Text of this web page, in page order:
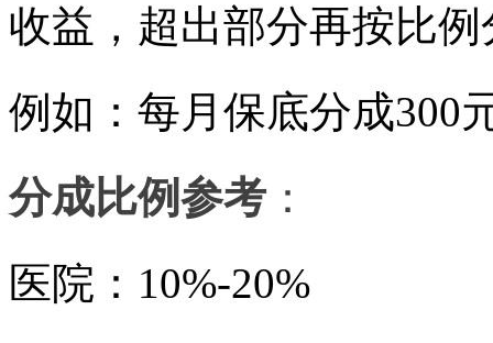
收益，超出部分再按比例
例如：每月保底分成300
分成比例参考 ：
医院： 10%-20%